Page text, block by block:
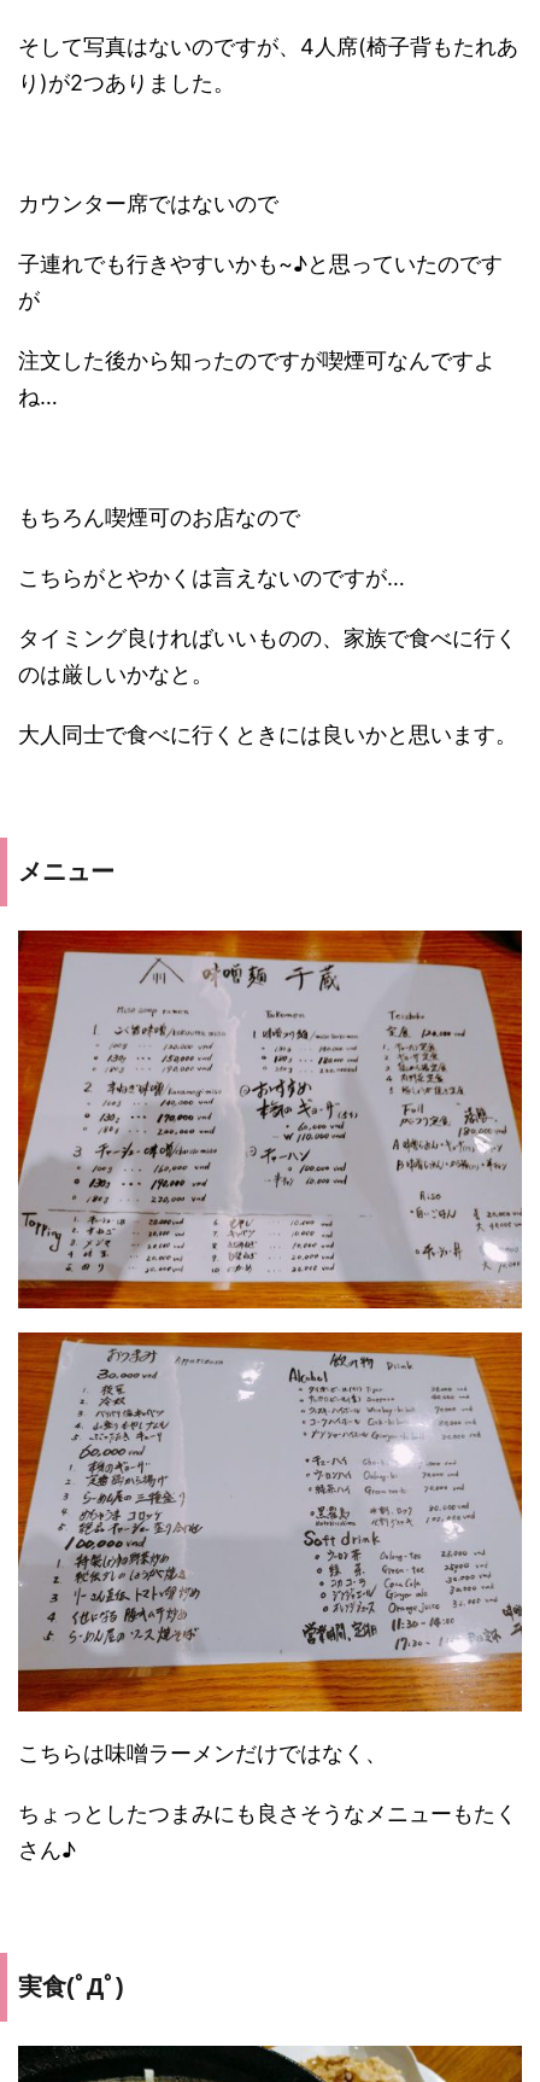
そして写真はないのですが、4人席(椅子背もたれあ
り)が2つありました。
カウンター席ではないので
子連れでも行きやすいかも~♪と思っていたのです
が
注文した後から知ったのですが喫煙可なんですよ
ね…
もちろん喫煙可のお店なので
こちらがとやかくは言えないのですが…
タイミング良ければいいものの、家族で食べに行く
のは厳しいかなと。
大人同士で食べに行くときには良いかと思います。
メニュー
こちらは味噌ラーメンだけではなく、
ちょっとしたつまみにも良さそうなメニューもたく
さん♪
実食(ﾟДﾟ)